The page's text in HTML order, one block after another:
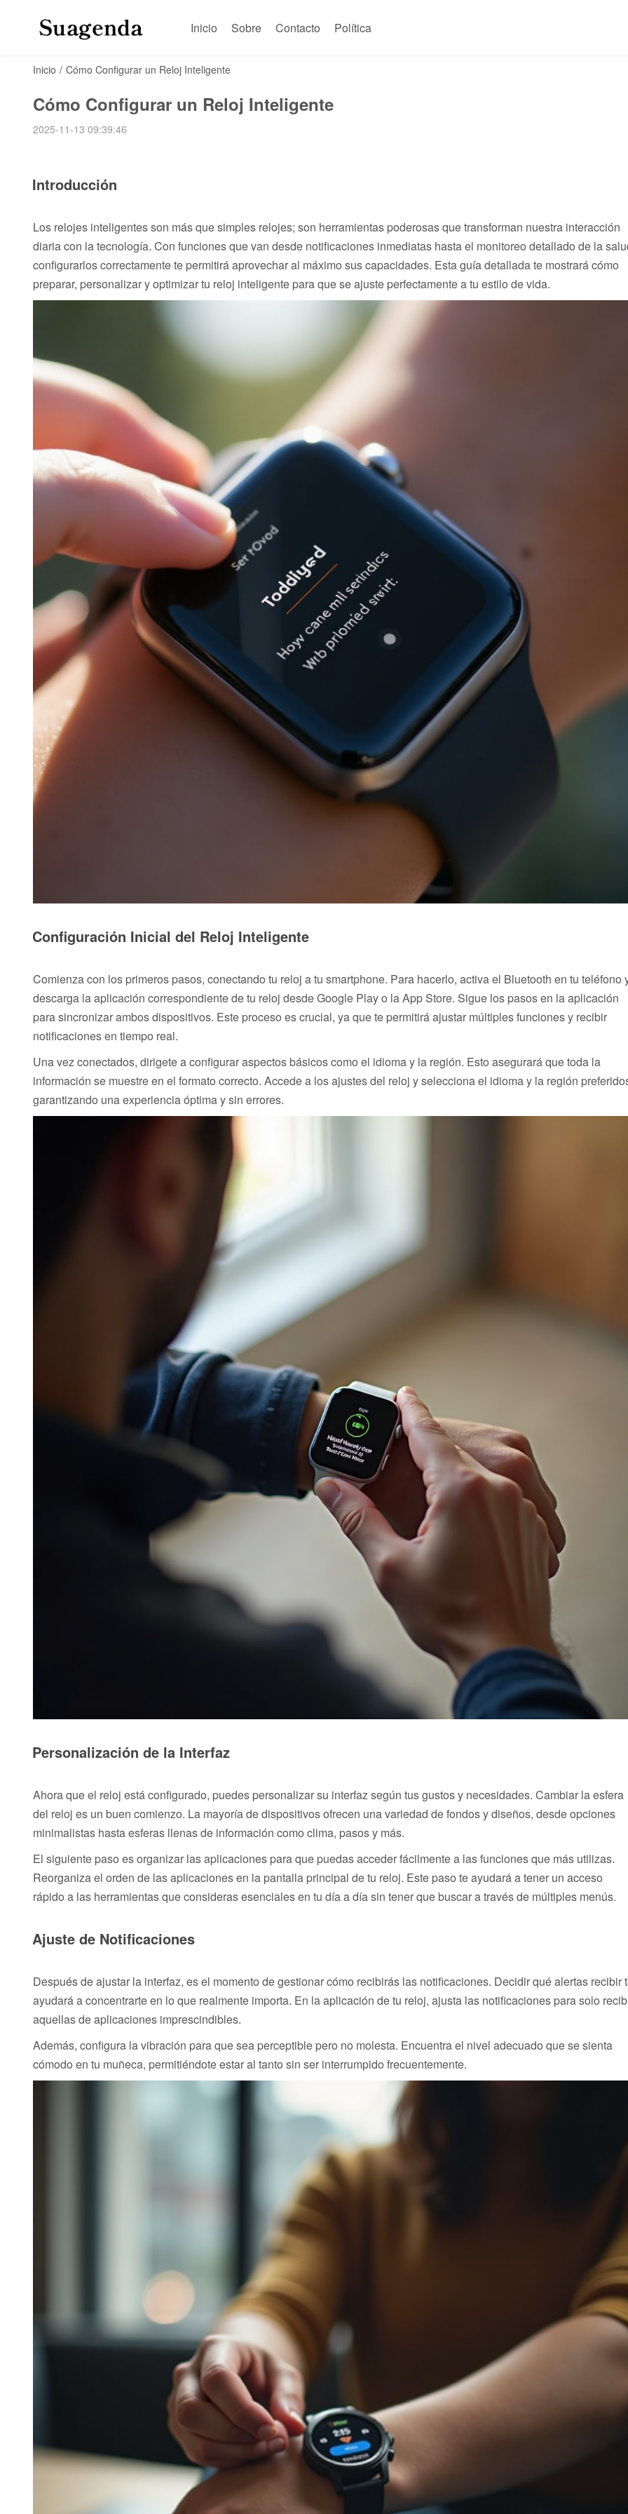
Inicio Sobre Contacto Política
Inicio / Cómo Configurar un Reloj Inteligente
Cómo Configurar un Reloj Inteligente
2025-11-13 09:39:46
Introducción
Los relojes inteligentes son más que simples relojes; son herramientas poderosas que transforman nuestra interacción
diaria con la tecnología. Con funciones que van desde notificaciones inmediatas hasta el monitoreo detallado de la
configurarlos correctamente te permitirá aprovechar al máximo sus capacidades. Esta guía detallada te mostrará cómo
preparar, personalizar y optimizar tu reloj inteligente para que se ajuste perfectamente a tu estilo de vida.
Configuración Inicial del Reloj Inteligente
Comienza con los primeros pasos, conectando tu reloj a tu smartphone. Para hacerlo, activa el Bluetooth en tu teléfono
descarga la aplicación correspondiente de tu reloj desde Google Play o la App Store. Sigue los pasos en la aplicación
para sincronizar ambos dispositivos. Este proceso es crucial, ya que te permitirá ajustar múltiples funciones y recibir
notificaciones en tiempo real.
Una vez conectados, dirigete a configurar aspectos básicos como el idioma y la región. Esto asegurará que toda la
información se muestre en el formato correcto. Accede a los ajustes del reloj y selecciona el idioma y la región
garantizando una experiencia óptima y sin errores.
Personalización de la Interfaz
Ahora que el reloj está configurado, puedes personalizar su interfaz según tus gustos y necesidades. Cambiar la esfera
del reloj es un buen comienzo. La mayoría de dispositivos ofrecen una variedad de fondos y diseños, desde opciones
minimalistas hasta esferas llenas de información como clima, pasos y más.
El siguiente paso es organizar las aplicaciones para que puedas acceder fácilmente a las funciones que más utilizas.
Reorganiza el orden de las aplicaciones en la pantalla principal de tu reloj. Este paso te ayudará a tener un acceso
rápido a las herramientas que consideras esenciales en tu día a día sin tener que buscar a través de múltiples menús.
Ajuste de Notificaciones
Después de ajustar la interfaz, es el momento de gestionar cómo recibirás las notificaciones. Decidir qué alertas recibir
ayudará a concentrarte en lo que realmente importa. En la aplicación de tu reloj, ajusta las notificaciones para solo
aquellas de aplicaciones imprescindibles.
Además, configura la vibración para que sea perceptible pero no molesta. Encuentra el nivel adecuado que se sienta
cómodo en tu muñeca, permitiéndote estar al tanto sin ser interrumpido frecuentemente.